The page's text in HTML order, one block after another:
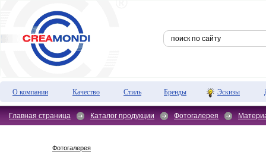
О компании Качество Стиль Бренды Эскизы
Главная страница Каталог продукции Фотогалерея
Фотогалерея